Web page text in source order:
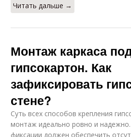
Читать дальше →
Монтаж каркаса
гипсокартон. Как
зафиксировать
стене?
Суть всех способов крепления
монтаж идеально ровно и
фиксации должен обеспечить